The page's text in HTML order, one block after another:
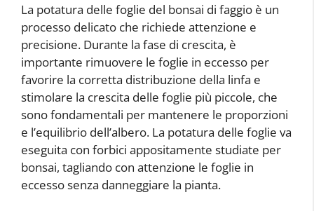
La potatura delle foglie del bonsai di faggio è un
processo delicato che richiede attenzione e
precisione. Durante la fase di crescita, è
importante rimuovere le foglie in eccesso per
favorire la corretta distribuzione della linfa e
stimolare la crescita delle foglie più piccole, che
sono fondamentali per mantenere le proporzioni
e l’equilibrio dell’albero. La potatura delle foglie va
eseguita con forbici appositamente studiate per
bonsai, tagliando con attenzione le foglie in
eccesso senza danneggiare la pianta.